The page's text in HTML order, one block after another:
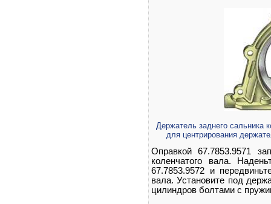
Держатель заднего сальника
для центрирования
Оправкой 67.7853.9571
коленчатого вала.
67.7853.9572 и
вала. Установите под
цилиндров болтами с